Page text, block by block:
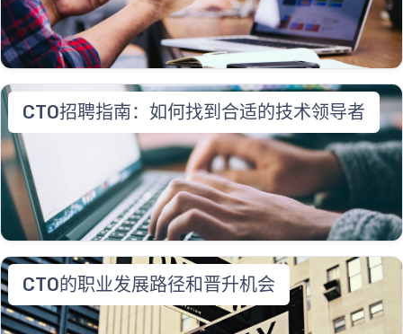
CTO招聘指南：如何找到合适的技术领导者
CTO的职业发展路径和晋升机会